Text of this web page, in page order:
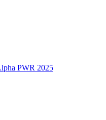
PWR 2025